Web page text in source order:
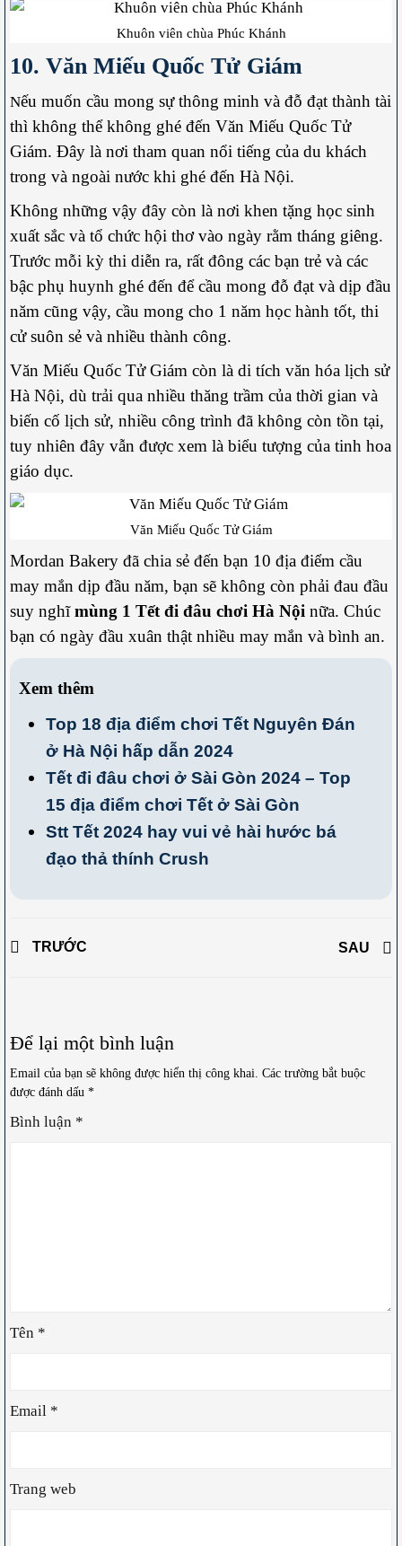
Khuôn viên chùa Phúc Khánh
10. Văn Miếu Quốc Tử Giám
Nếu muốn cầu mong sự thông minh và đỗ đạt thành tài
thì không thể không ghé đến Văn Miếu Quốc Tử
Giám. Đây là nơi tham quan nổi tiếng của du khách
trong và ngoài nước khi ghé đến Hà Nội.
Không những vậy đây còn là nơi khen tặng học sinh
xuất sắc và tổ chức hội thơ vào ngày rằm tháng giêng.
Trước mỗi kỳ thi diễn ra, rất đông các bạn trẻ và các
bậc phụ huynh ghé đến để cầu mong đỗ đạt và dịp đầu
năm cũng vậy, cầu mong cho 1 năm học hành tốt, thi
cử suôn sẻ và nhiều thành công.
Văn Miếu Quốc Tử Giám còn là di tích văn hóa lịch sử
Hà Nội, dù trải qua nhiều thăng trầm của thời gian và
biến cố lịch sử, nhiều công trình đã không còn tồn tại,
tuy nhiên đây vẫn được xem là biểu tượng của tinh hoa
giáo dục.
Văn Miếu Quốc Tử Giám
Mordan Bakery đã chia sẻ đến bạn 10 địa điểm cầu
may mắn dịp đầu năm, bạn sẽ không còn phải đau đầu
suy nghĩmùng 1 Tết đi đâu chơi Hà Nội nữa. Chúc
bạn có ngày đầu xuân thật nhiều may mắn và bình an.
Xem thêm
Top 18 địa điểm chơi Tết Nguyên Đán
ở Hà Nội hấp dẫn 2024
Tết đi đâu chơi ở Sài Gòn 2024 – Top
15 địa điểm chơi Tết ở Sài Gòn
Stt Tết 2024 hay vui vẻ hài hước bá
đạo thả thính Crush
TRƯỚC SAU
Để lại một bình luận
Email của bạn sẽ không được hiển thị công khai. Các trường bắt buộc
được đánh dấu *
Bình luận *
Tên *
Email *
Trang web